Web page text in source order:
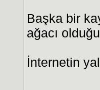
Başka bir
ağacı
İnternetin